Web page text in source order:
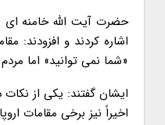
حضرت آیت الله خامنه ای
اشاره کردند و افزودند:
«شما نمی توانید» اما
ایشان گفتند: یکی از
اخیراً نیز برخی مقامات